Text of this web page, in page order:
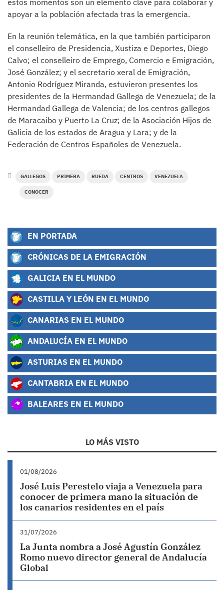
estos momentos son un elemento clave para colaborar y
apoyar a la población afectada tras la emergencia.
En la reunión telemática, en la que también participaron
el conselleiro de Presidencia, Xustiza e Deportes, Diego
Calvo; el conselleiro de Emprego, Comercio e Emigración,
José González; y el secretario xeral de Emigración,
Antonio Rodríguez Miranda, estuvieron presentes los
presidentes de la Hermandad Gallega de Venezuela; de la
Hermandad Gallega de Valencia; de los centros gallegos
de Maracaibo y Puerto La Cruz; de la Asociación Hijos de
Galicia de los estados de Aragua y Lara; y de la
Federación de Centros Españoles de Venezuela.
GALLEGOS PRIMERA RUEDA CENTROS VENEZUELA
CONOCER
EN PORTADA
CRÓNICAS DE LA EMIGRACIÓN
GALICIA EN EL MUNDO
CASTILLA Y LEÓN EN EL MUNDO
CANARIAS EN EL MUNDO
ANDALUCÍA EN EL MUNDO
ASTURIAS EN EL MUNDO
CANTABRIA EN EL MUNDO
BALEARES EN EL MUNDO
LO MÁS VISTO
01/08/2026
José Luis Perestelo viaja a Venezuela para
conocer de primera mano la situación de
los canarios residentes en el país
31/07/2026
La Junta nombra a José Agustín González
Romo nuevo director general de Andalucía
Global